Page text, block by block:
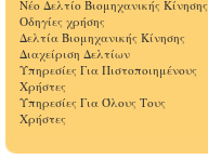
Νέο Δελτίο Βιομηχανικής Κίνησης
Οδηγίες χρήσης
Δελτία Βιομηχανικής Κίνησης
Διαχείριση Δελτίων
Υπηρεσίες Για Πιστοποιημένους
Χρήστες
Υπηρεσίες Για Όλους Τους
Χρήστες